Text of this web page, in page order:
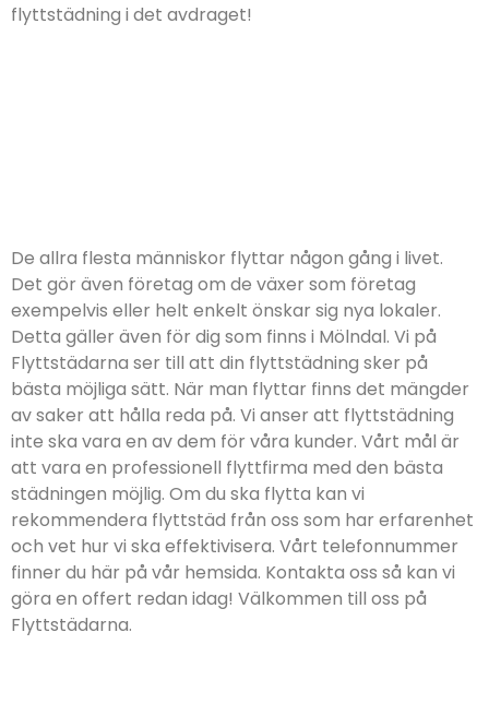
flyttstädning i det avdraget!
De allra flesta människor flyttar någon gång i livet.
Det gör även företag om de växer som företag
exempelvis eller helt enkelt önskar sig nya lokaler.
Detta gäller även för dig som finns i Mölndal. Vi på
Flyttstädarna ser till att din flyttstädning sker på
bästa möjliga sätt. När man flyttar finns det mängder
av saker att hålla reda på. Vi anser att flyttstädning
inte ska vara en av dem för våra kunder. Vårt mål är
att vara en professionell flyttfirma med den bästa
städningen möjlig. Om du ska flytta kan vi
rekommendera flyttstäd från oss som har erfarenhet
och vet hur vi ska effektivisera. Vårt telefonnummer
finner du här på vår hemsida. Kontakta oss så kan vi
göra en offert redan idag! Välkommen till oss på
Flyttstädarna.